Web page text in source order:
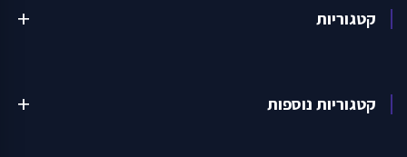
קטגוריות add
קטגוריות נוספות add